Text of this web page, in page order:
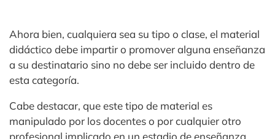
Ahora bien, cualquiera sea su tipo o clase, el material
didáctico debe impartir o promover alguna enseñanza
a su destinatario sino no debe ser incluido dentro de
esta categoría.
Cabe destacar, que este tipo de material es
manipulado por los docentes o por cualquier otro